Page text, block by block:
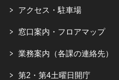
アクセス・駐車場
窓口案内・フロアマップ
業務案内（各課の連絡先）
第2・第4土曜日開庁